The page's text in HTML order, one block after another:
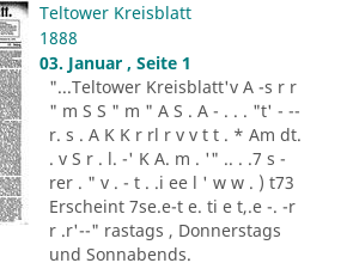
Teltower Kreisblatt
1888
03. Januar , Seite 1
"...Teltower Kreisblatt'v A -s r r
" m S S " m " A S . A - . . . "t' - --
r. s . A K K r rl r v v t t . * Am dt.
. v S r . l. -' K A. m . '" .. . .7 s -
rer . " v . - t . .i ee l ' w w . ) t73
Erscheint 7se.e-t e. ti e t,.e -. -r
r .r'--" rastags , Donnerstags
und Sonnabends.